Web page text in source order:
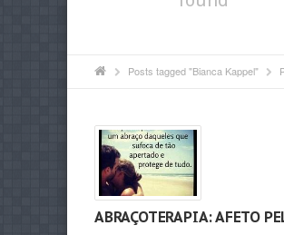
Posts tagged "Bianca Kappel"
ABRAÇOTERAPIA: AFETO